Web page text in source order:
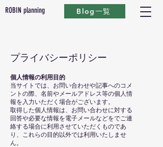
ROBIN planning Blog一覧
プライバシーポリシー
個人情報の利用目的
当サイトでは、お問い合わせや記事へのコメ
ントの際、名前やメールアドレス等の個人情
報を入力いただく場合がございます。
取得した個人情報は、お問い合わせに対する
回答や必要な情報を電子メールなどをでご連
絡する場合に利用させていただくものであ
り、これらの目的以外では利用いたしませ
ん。